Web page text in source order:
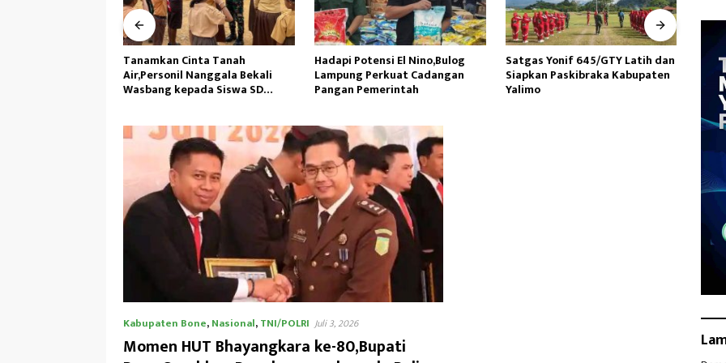
Hadapi Potensi El Nino,Bulog
Lampung Perkuat Cadangan
Pangan Pemerintah
Satgas Yonif 645/GTY Latih dan
Siapkan Paskibraka Kabupaten
Yalimo
Pembangunan Jembatan
Modular di Gunungsitoli Masuki
Tahap Pengecoran Abutmen
Kabupaten Bone,Nasional,TNI/POLRI Juli 3, 2026
Momen HUT Bhayangkara ke-80,Bupati